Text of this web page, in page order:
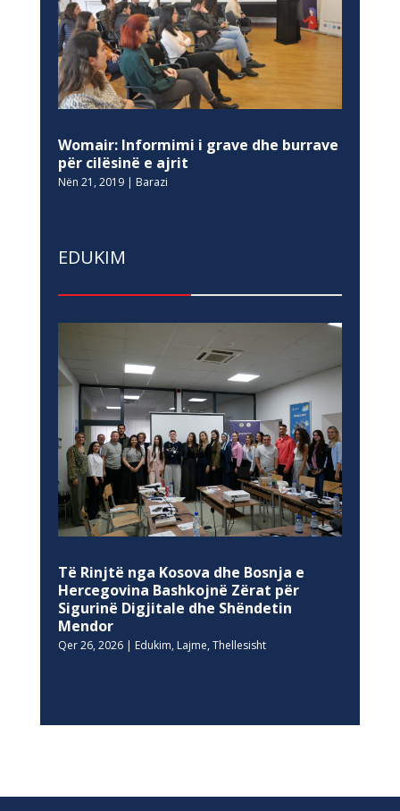
Womair: Informimi i grave dhe burrave
për cilësinë e ajrit
Nën 21, 2019| Barazi
EDUKIM
Të Rinjtë nga Kosova dhe Bosnja e
Hercegovina Bashkojnë Zërat për
Sigurinë Digjitale dhe Shëndetin
Mendor
Qer 26, 2026| Edukim, Lajme, Thellesisht